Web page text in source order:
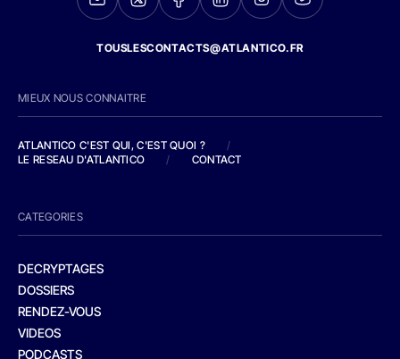
TOUSLESCONTACTS@ATLANTICO.FR
MIEUX NOUS CONNAITRE
ATLANTICO C'EST QUI, C'EST QUOI ?
/
LE RESEAU D'ATLANTICO
/ CONTACT
CATEGORIES
DECRYPTAGES
DOSSIERS
RENDEZ-VOUS
VIDEOS
PODCASTS